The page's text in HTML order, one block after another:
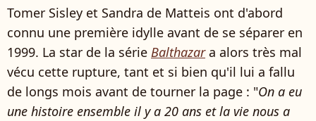
Tomer Sisley et Sandra de Matteis ont d'abord
connu une première idylle avant de se séparer en
1999. La star de la série Balthazara alors très mal
vécu cette rupture, tant et si bien qu'il lui a fallu
de longs mois avant de tourner la page : "On a eu
une histoire ensemble il y a 20 ans et la vie nous a